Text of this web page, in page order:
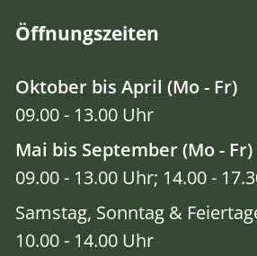
Öffnungszeiten
Oktober bis April (Mo - Fr)
09.00 - 13.00 Uhr
Mai bis September (Mo - Fr)
09.00 - 13.00 Uhr; 14.00 -
Samstag, Sonntag &
10.00 - 14.00 Uhr